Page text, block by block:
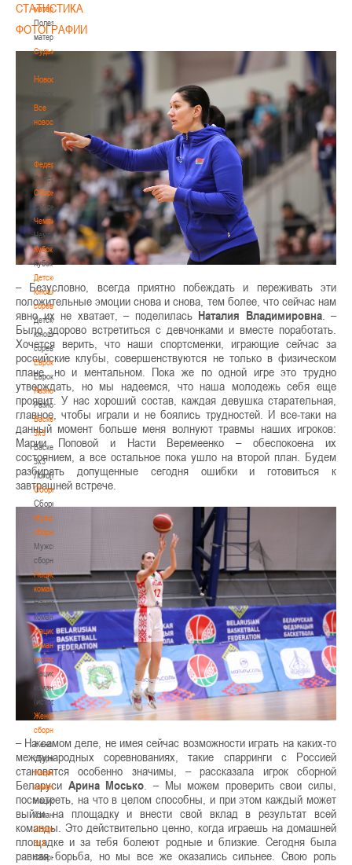
материалы
Полезные
материалы
Судьи
Новости
Все
новости
Федерация
Федерация
Сборные
Сборные
Чемпионат
Чемпионат
Кубок
Кубок
Детско-
юношеские
соревнования
Детско-
юношеские
соревнования
Еврокубки
Еврокубки
Разное
Разное
Баскетбол
3х3
Баскетбол
3х3
Лого[modid=121]
Сборные
Сборные
Мужские
сборные
Мужские
сборные
Национальная
команда
Национальная
команда
Национальная
команда
(история)
Национальная
команда
(история)
Женские
сборные
Женские
сборные
Национальная
команда
Национальная
команда
Сборные
3х3
Сборные
СТАТИСТИКА
ФОТОГРАФИИ
– Безусловно, всегда приятно побеждать и переживать эти
положительные эмоции снова и снова, тем более, что сейчас нам
явно их не хватает, – поделилась Наталия Владимировна. –
Было здорово встретиться с девчонками и вместе поработать.
Хочется верить, что наши спортсменки, играющие сейчас за
российские клубы, совершенствуются не только в физическом
плане, но и ментальном. Пока же по одной игре это трудно
утверждать, но мы надеемся, что наша молодежь себя еще
проявит. У нас хороший состав, каждая девушка старательная,
главное, чтобы играли и не боялись трудностей. И все-таки на
данный момент больше меня волнуют травмы наших игроков:
Марии Поповой и Насти Веремеенко – обеспокоена их
состоянием, а все остальное пока ушло на второй план. Будем
разбирать допущенные сегодня ошибки и готовиться к
завтрашней встрече.
– На самом деле, не имея сейчас возможности играть на каких-то
международных соревнованиях, такие спарринги с Россией
становятся особенно значимы, – рассказала игрок сборной
Беларуси Арина Мосько . – Мы можем проверить свои силы,
посмотреть, на что в целом способны, и при этом каждый может
выйти на площадку и внести свой вклад в результат всей
команды. Это действительно ценно, когда играешь на домашней
площадке и за тебя болеют родные и близкие. Сегодня была
равная борьба, но мы все же оказались сильнее. Свою роль